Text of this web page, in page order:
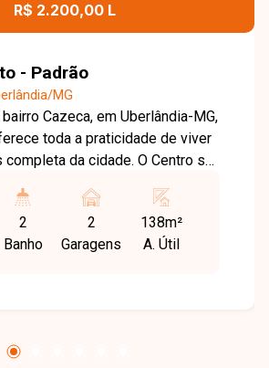
R$ 2.200,00 L
- Padrão
MG
Cazeca, em Uberlândia-MG,
toda a praticidade de viver
completa da cidade. O Centro se
serviços e opções de lazer,
a todas as regiões, sendo
busca conveniência e
A cozinha e a lavanderia
2
Banho
2
Garagens
138m²
A. Útil